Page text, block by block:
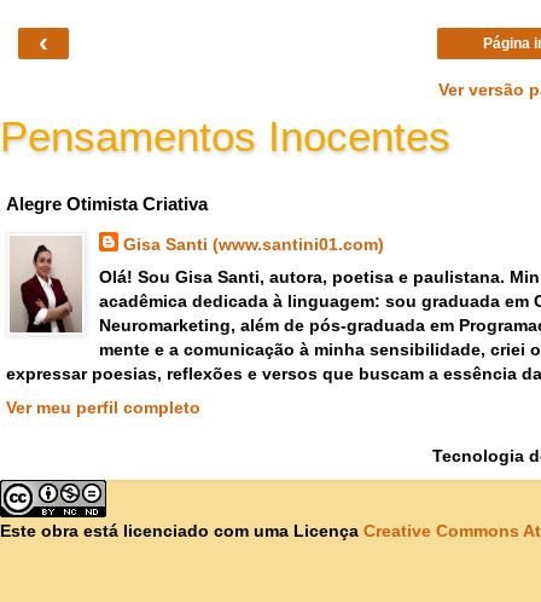
‹ Página
Ver versão
Pensamentos Inocentes
Alegre Otimista Criativa
Gisa Santi (www.santini01.com)
Olá! Sou Gisa Santi, autora, poetisa e paulistana.
acadêmica dedicada à linguagem: sou graduada
Neuromarketing, além de pós-graduada em
mente e a comunicação à minha sensibilidade, criei
expressar poesias, reflexões e versos que buscam a essência
Ver meu perfil completo
Tecnologia
Este obra está licenciado com uma Licença Creative Commons